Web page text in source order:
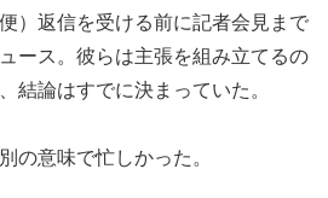
）返信を受ける前に記者会見まで
ース。彼らは主張を組み立てるの
結論はすでに決まっていた。
の意味で忙しかった。